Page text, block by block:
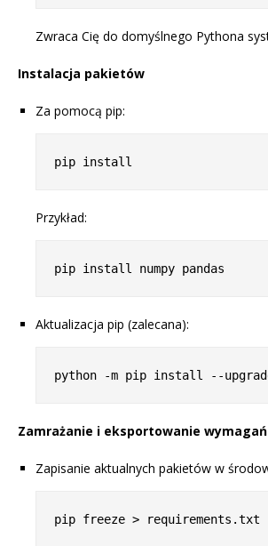
Zwraca Cię do domyślnego Pythona
Instalacja pakietów
Za pomocą pip:
Przykład:
Aktualizacja pip (zalecana):
Zamrażanie i eksportowanie wymagań
Zapisanie aktualnych pakietów w